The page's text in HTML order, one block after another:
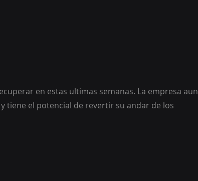
en estas ultimas semanas. La empresa aun
tiene el potencial de revertir su andar de los